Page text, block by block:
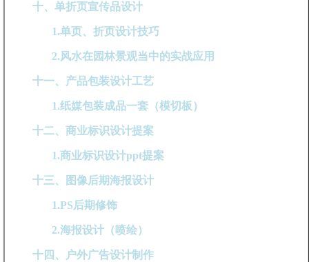
十、单折页宣传品设计
1.单页、折页设计技巧
2.风水在园林景观当中的实战应用
十一、产品包装设计工艺
1.纸媒包装成品一套（模切板）
十二、商业标识设计提案
1.商业标识设计ppt提案
十三、图像后期海报设计
1.PS后期修饰
2.海报设计（喷绘）
十四、户外广告设计制作